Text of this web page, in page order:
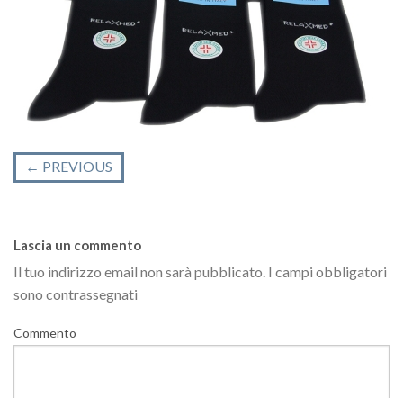
← PREVIOUS
Lascia un commento
Il tuo indirizzo email non sarà pubblicato. I campi obbligatori
sono contrassegnati
Commento